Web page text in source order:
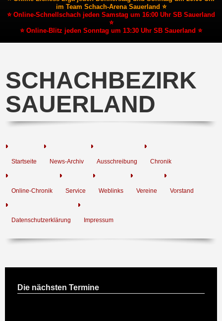
im Team Schach-Arena Sauerland ⭐
⭐ Online-Schnellschach jeden Samstag um 16:00 Uhr SB Sauerland
⭐
⭐ Online-Blitz jeden Sonntag um 13:30 Uhr SB Sauerland ⭐
SCHACHBEZIRK
SAUERLAND
Startseite News-Archiv Ausschreibung Chronik
Online-Chronik Service Weblinks Vereine Vorstand
Datenschutzerklärung Impressum
Die nächsten Termine